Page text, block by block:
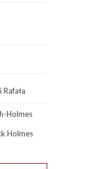
Holmes